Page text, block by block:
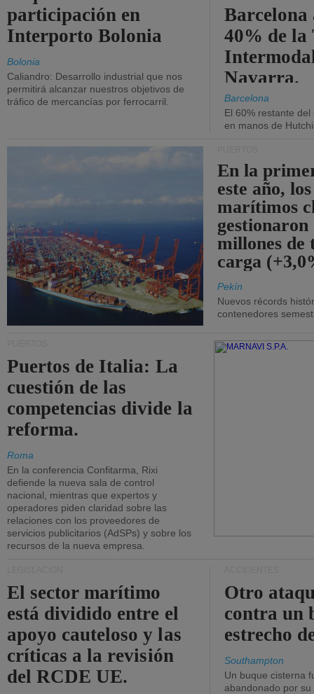
participación en
Interporto Bolonia
Bolonia
Caliandro: Desarrollo industrial que nos
permitirá alcanzar nuestros objetivos de
tráfico de mercancías por ferrocarril.
40% de la
Navarra.
Barcelona
El 60% restante
en manos de
En la
este año,
marítimos
gestionaron
millones de
carga
Pekín
Nuevos récords
contenedores
Puertos de Italia: La
cuestión de las
competencias divide la
reforma.
Roma
En la conferencia Confitarma, Rixi
defiende la nueva sala de control
nacional, mientras que expertos y
operadores piden claridad sobre las
relaciones con los proveedores de
servicios publicitarios (AdSPs) y sobre los
recursos de la nueva empresa.
El sector marítimo
está dividido entre el
apoyo cauteloso y las
críticas a la revisión
del RCDE UE.
Otro
contra un
estrecho
Southampton
Un buque cisterna
abandonado por su